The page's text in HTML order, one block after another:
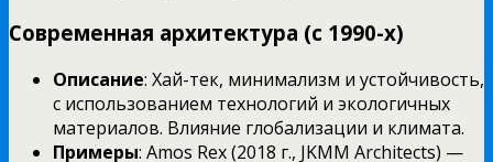
Современная архитектура (с 1990-х)
Описание: Хай-тек, минимализм и устойчивость,
с использованием технологий и экологичных
материалов. Влияние глобализации и климата.
Примеры: Amos Rex (2018 г., JKMM Architects) —